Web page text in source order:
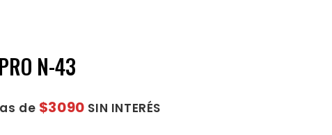
N-43
de $3090 SIN INTERÉS